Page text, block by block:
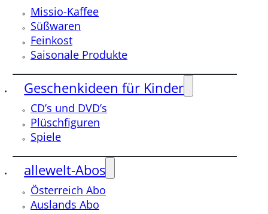
Missio-Kaffee
Süßwaren
Feinkost
Saisonale Produkte
Geschenkideen für Kinder
CD’s und DVD’s
Plüschfiguren
Spiele
allewelt-Abos
Österreich Abo
Auslands Abo